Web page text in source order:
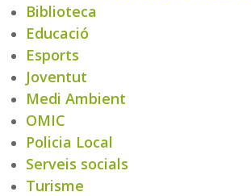
Biblioteca
Educació
Esports
Joventut
Medi Ambient
OMIC
Policia Local
Serveis socials
Turisme